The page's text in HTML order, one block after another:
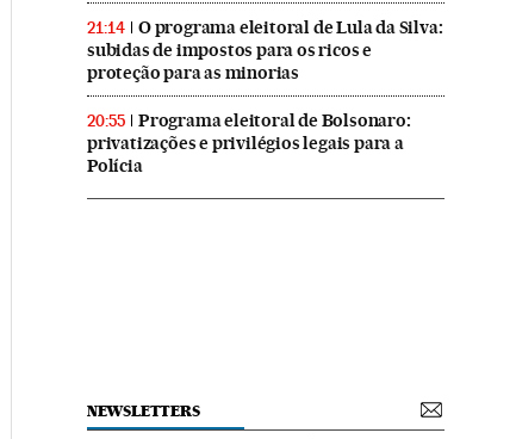
21:14
O programa eleitoral de Lula da Silva:
subidas de impostos para os ricos e
proteção para as minorias
20:55
Programa eleitoral de Bolsonaro:
privatizações e privilégios legais para a
Polícia
NEWSLETTERS